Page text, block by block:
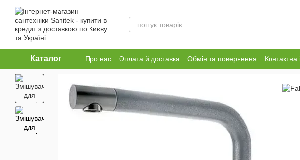
Перейти до основного контенту
Каталог Про нас Оплата й доставка Обмін та повернення Контактна